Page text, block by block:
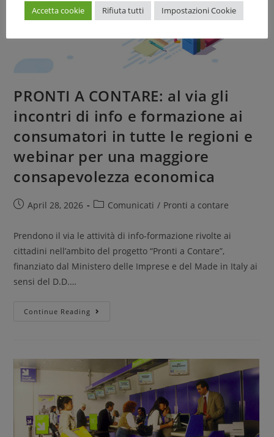
PRONTI A CONTARE: al via gli
incontri di info e formazione ai
consumatori in tutte le regioni e
webinar per una maggiore
consapevolezza economica
April 28, 2026 Comunicati / Pronti a contare
Prendono il via le attività di info-formazione rivolte ai
cittadini nell’ambito del progetto “Pronti a Contare”,
finanziato dal Ministero delle Imprese e del Made in Italy ai
sensi del D.D.…
Continue Reading
Accetta cookie Rifiuta tutti Impostazioni Cookie